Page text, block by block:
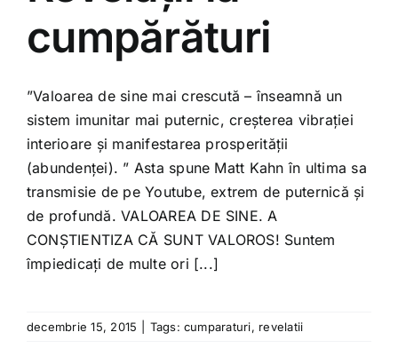
Shop
Tratamente naturale
Iubim fructele
cumpărături
”Valoarea de sine mai crescută – înseamnă un
sistem imunitar mai puternic, creșterea vibrației
interioare și manifestarea prosperității
(abundenței). ” Asta spune Matt Kahn în ultima sa
transmisie de pe Youtube, extrem de puternică și
de profundă. VALOAREA DE SINE. A
CONȘTIENTIZA CĂ SUNT VALOROS! Suntem
împiedicați de multe ori [...]
decembrie 15, 2015 Tags:cumparaturi, revelatii